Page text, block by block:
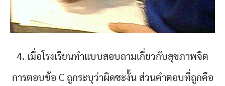
4. เมื่อโรงเรียนทำแบบสอบถามเกี่ยวกับสุขภาพจิต
การตอบข้อ C ถูกระบุว่าผิดซะงั้น ส่วนคำตอบที่ถูกคือ